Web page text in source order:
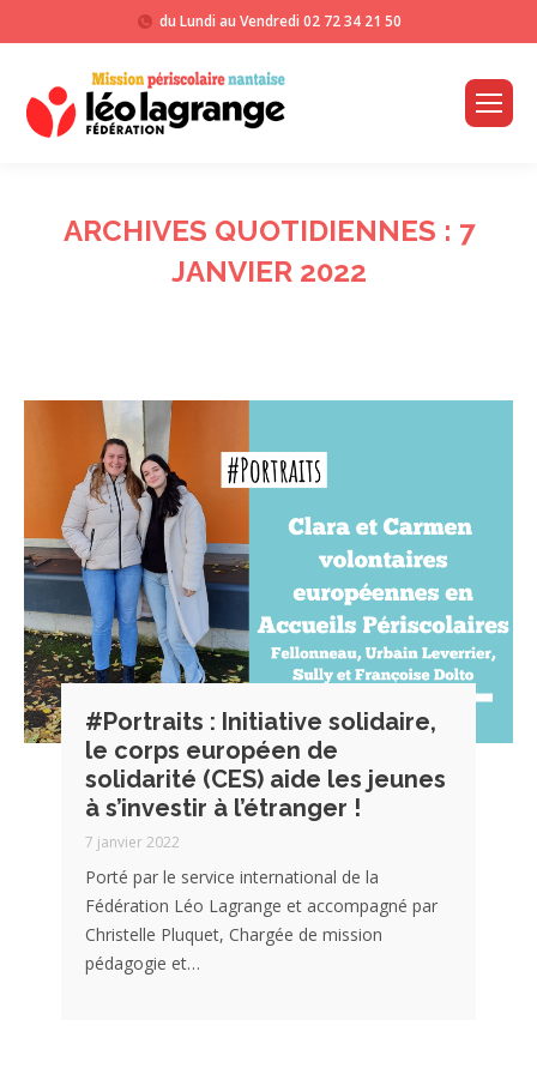
du Lundi au Vendredi 02 72 34 21 50
ARCHIVES QUOTIDIENNES : 7
JANVIER 2022
#Portraits : Initiative solidaire,
le corps européen de
solidarité (CES) aide les jeunes
à s’investir à l’étranger !
7 janvier 2022
Porté par le service international de la
Fédération Léo Lagrange et accompagné par
Christelle Pluquet, Chargée de mission
pédagogie et…